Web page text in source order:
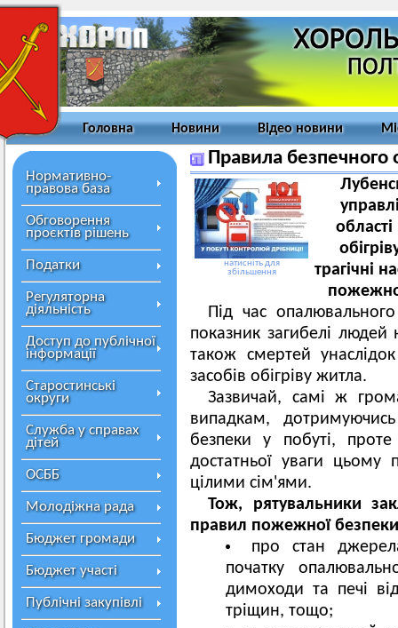
Головна Новини Відео новини
Нормативно-
правова база
Обговорення
проєктів рішень
Податки
Регуляторна
діяльність
Доступ до публічної
інформації
Старостинські
округи
Служба у справах
дітей
ОСББ
Молодіжна рада
Бюджет громади
Бюджет участі
Публічні закупівлі
Правила безпечного
натисніть для
збільшення
області
трагічні
Під час
показник загибелі
також смертей
засобів обігріву житла.
Зазвичай, самі ж
випадкам,
безпеки у побуті,
достатньої уваги цьому
цілими сім'ями.
Тож, рятувальники
правил пожежної
про стан
початку
димоходи та печі
тріщин, тощо;